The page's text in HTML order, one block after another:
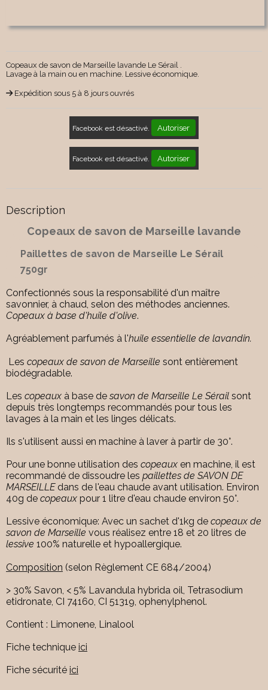
Copeaux de savon de Marseille lavande Le Sérail .
Lavage à la main ou en machine. Lessive économique.
Expédition sous 5 à 8 jours ouvrés
Facebook est désactivé. Autoriser
Facebook est désactivé. Autoriser
Description
Copeaux de savon de Marseille lavande
Paillettes de savon de Marseille Le Sérail
750gr
Confectionnés sous la responsabilité d'un maître
savonnier, à chaud, selon des méthodes anciennes.
Copeaux à base d'huile d'olive.
Agréablement parfumés à l'huile essentielle de lavandin.
Les copeaux de savon de Marseille sont entièrement
biodégradable.
Les copeaux à base de savon de Marseille Le Sérail sont
depuis très longtemps recommandés pour tous les
lavages à la main et les linges délicats.
Ils s'utilisent aussi en machine à laver à partir de 30°.
Pour une bonne utilisation des copeaux en machine, il est
recommandé de dissoudre les paillettes de SAVON DE
MARSEILLEdans de l'eau chaude avant utilisation. Environ
40g de copeaux pour 1 litre d'eau chaude environ 50°.
Lessive économique: Avec un sachet d'1kg de copeaux de
savon de Marseille vous réalisez entre 18 et 20 litres de
lessive 100% naturelle et hypoallergique.
Composition (selon Règlement CE 684/2004)
> 30% Savon, < 5% Lavandula hybrida oil, Tetrasodium
etidronate, CI 74160, CI 51319, ophenylphenol.
Contient : Limonene, Linalool
Fiche technique ici
Fiche sécurité ici